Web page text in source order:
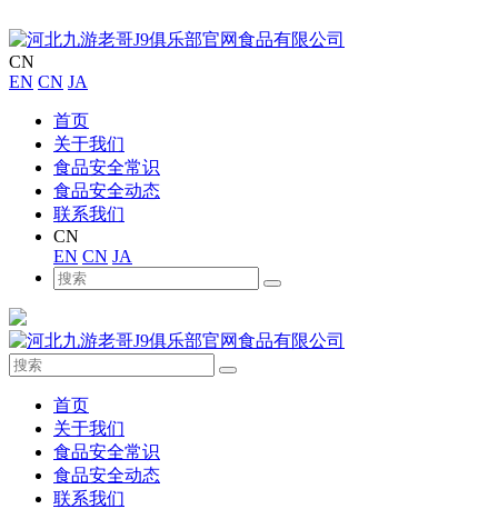
CN
EN CN JA
首页
关于我们
食品安全常识
食品安全动态
联系我们
CN
EN CN JA
首页
关于我们
食品安全常识
食品安全动态
联系我们